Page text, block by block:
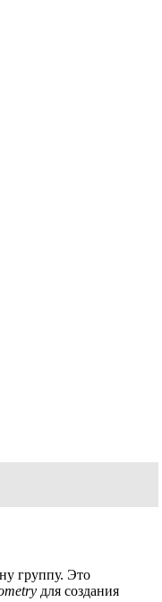
группу. Это
для создания